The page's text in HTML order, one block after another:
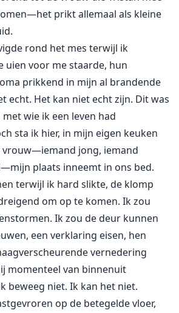
prikt allemaal als kleine
rond het mes terwijl ik
uien voor me staarde, hun
prikkend in mijn al brandende
echt. Het kan niet echt zijn. Dit was
wie ik een leven had
sta ik hier, in mijn eigen keuken
jong, iemand
plaats inneemt in ons bed.
terwijl ik hard slikte, de klomp
om op te komen. Ik zou
Ik zou de deur kunnen
een verklaring eisen, hen
vernedering
momenteel van binnenuit
beweeg niet. Ik kan het niet.
op de betegelde vloer,